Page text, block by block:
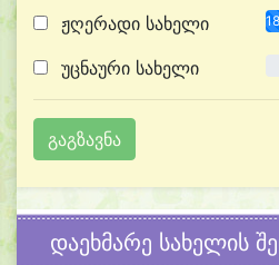
ჟღერადი სახელი
უცნაური სახელი
დაეხმარე სახელის